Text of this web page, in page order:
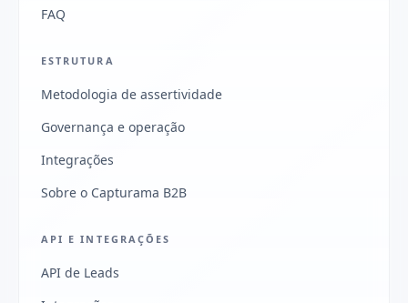
FAQ
ESTRUTURA
Metodologia de assertividade
Governança e operação
Integrações
Sobre o Capturama B2B
API E INTEGRAÇÕES
API de Leads